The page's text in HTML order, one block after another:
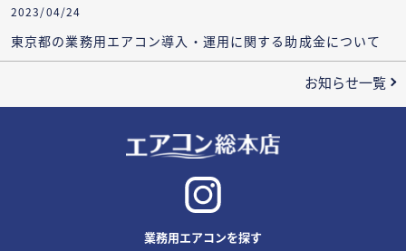
2023/04/24
東京都の業務用エアコン導入・運用に関する助成金について
お知らせ一覧
業務用エアコンを探す